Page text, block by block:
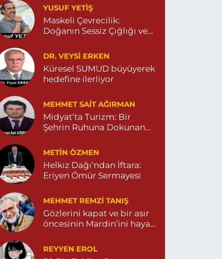
MAHALLE 3086 SOKAK NO:2 4 04825413156
0 (482) 541 31 56 Yol Tarifi Al
İlknur Eczanesi
MAH. VATAN CAD. NO:2A 04825911091
0 (482) 591 10 91 Yol Tarifi Al
Turan Eczanesi
MAHALLE KISMETLİ CADDE NO:59D
OCAĞI YANI 04823813670
YUSUF YETİŞ
Maskeli Çevrecilik:
Doğanın Sessiz Çığlığı ve
DR. VEYSI ERKEN
Küresel SUMUD büyüyerek
hedefine ilerliyor
MEHMET SAIT AĞIRMAN
Midyat’ta Turizm: Bir
Şehrin Ruhuna Dokunan
METIN ÖZMEN
Helkız Dağı’ndan İftara:
Eriyen Ömür Sermayesi
MEHMET REMZI TANIŞ
Gözlerini kapat ve bir asır
öncesinin Mardin’ini hayal
REYYEN EROL